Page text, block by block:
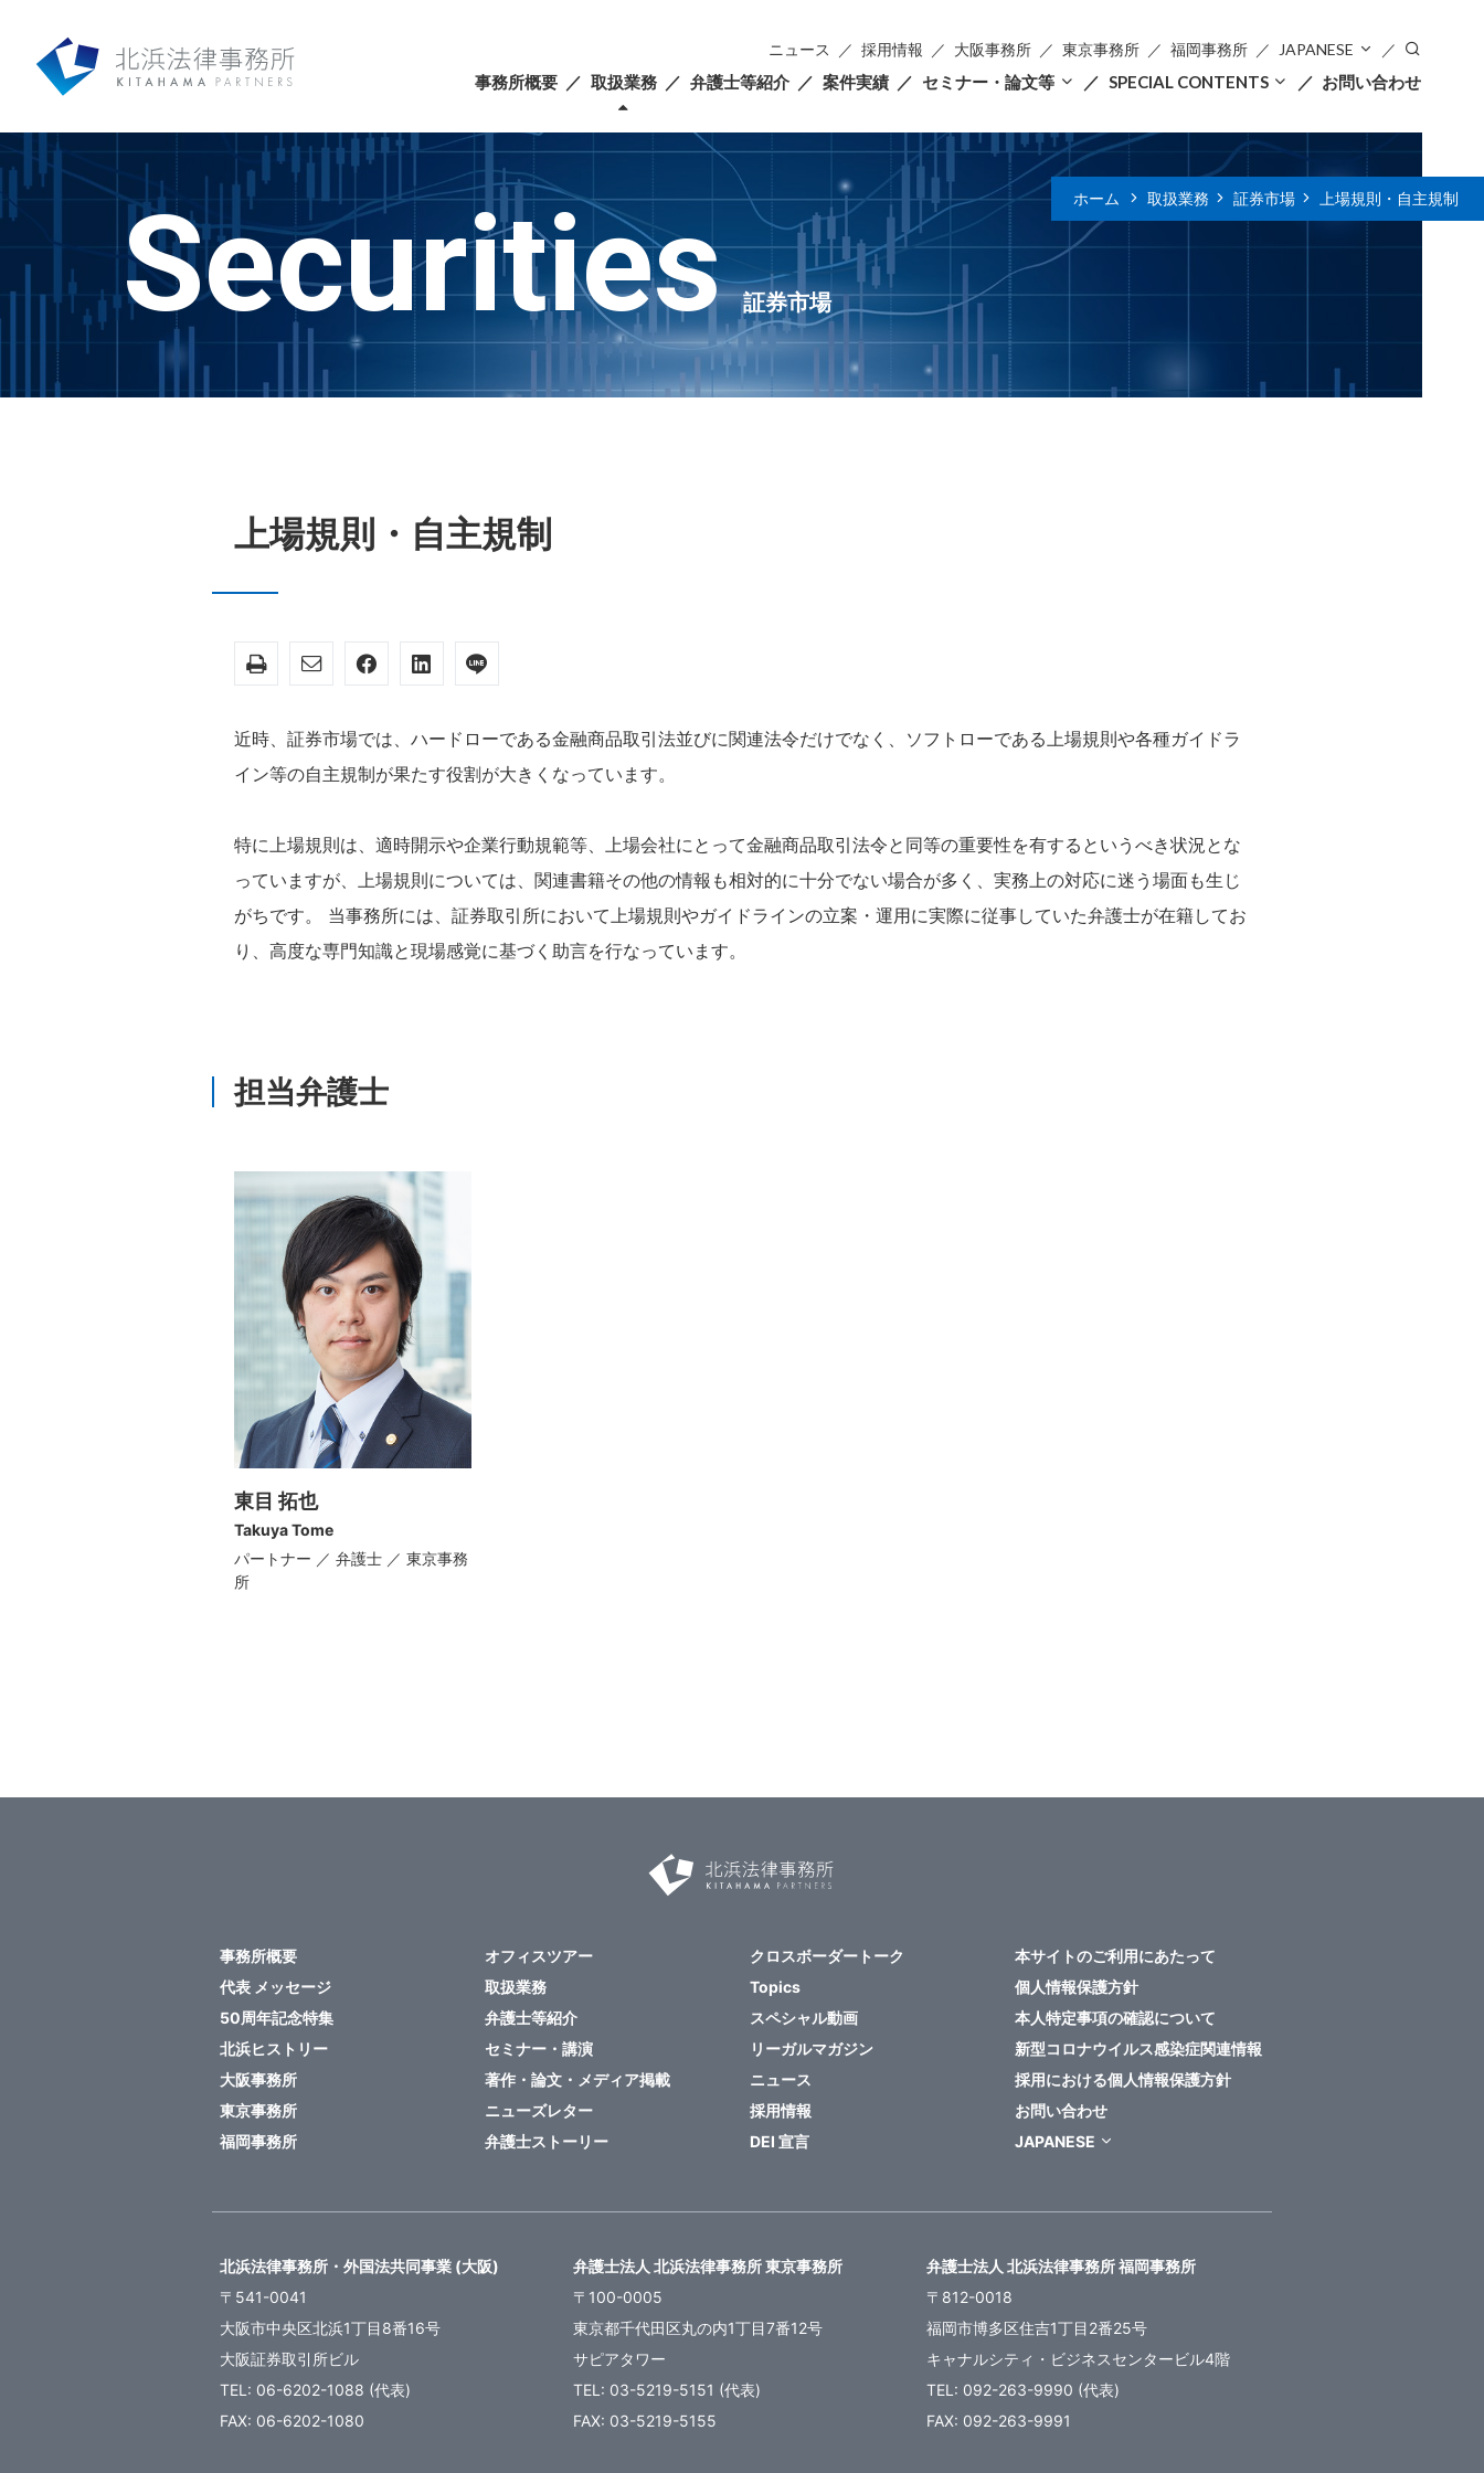
事務所概要 取扱業務 弁護士等紹介 案件実績 セミナー・論文等 SPECIAL CONTENTS お問い合わせ
ニュース 採用情報 大阪事務所 東京事務所 福岡事務所 JAPANESE
ホーム 取扱業務 証券市場 上場規則・自主規制
Securities 証券市場
上場規則・自主規制
近時、証券市場では、ハードローである金融商品取引法並びに関連法令だけでなく、ソフトローである上場規則や各種ガイドラ
イン等の自主規制が果たす役割が大きくなっています。
特に上場規則は、適時開示や企業行動規範等、上場会社にとって金融商品取引法令と同等の重要性を有するというべき状況とな
っていますが、上場規則については、関連書籍その他の情報も相対的に十分でない場合が多く、実務上の対応に迷う場面も生じ
がちです。 当事務所には、証券取引所において上場規則やガイドラインの立案・運用に実際に従事していた弁護士が在籍してお
り、高度な専門知識と現場感覚に基づく助言を行なっています。
担当弁護士
東目 拓也
Takuya Tome
パートナー ／ 弁護士 ／ 東京事務
所
事務所概要
代表 メッセージ
50周年記念特集
北浜ヒストリー
大阪事務所
東京事務所
福岡事務所
オフィスツアー
取扱業務
弁護士等紹介
セミナー・講演
著作・論文・メディア掲載
ニューズレター
弁護士ストーリー
クロスボーダートーク
Topics
スペシャル動画
リーガルマガジン
ニュース
採用情報
DEI 宣言
本サイトのご利用にあたって
個人情報保護方針
本人特定事項の確認について
新型コロナウイルス感染症関連情報
採用における個人情報保護方針
お問い合わせ
JAPANESE
北浜法律事務所・外国法共同事業 (大阪)
〒541-0041
大阪市中央区北浜1丁目8番16号
大阪証券取引所ビル
TEL: 06-6202-1088 (代表)
FAX: 06-6202-1080
弁護士法人 北浜法律事務所 東京事務所
〒100-0005
東京都千代田区丸の内1丁目7番12号
サピアタワー
TEL: 03-5219-5151 (代表)
FAX: 03-5219-5155
弁護士法人 北浜法律事務所 福岡事務所
〒812-0018
福岡市博多区住吉1丁目2番25号
キャナルシティ・ビジネスセンタービル4階
TEL: 092-263-9990 (代表)
FAX: 092-263-9991